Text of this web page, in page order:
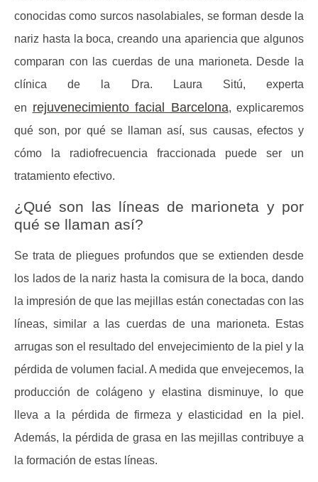
conocidas como surcos nasolabiales, se forman desde la
nariz hasta la boca, creando una apariencia que algunos
comparan con las cuerdas de una marioneta. Desde la
clínica de la
Dra. Laura Sitú, experta
en rejuvenecimiento facial Barcelona, explicaremos
qué son, por qué se llaman así, sus causas, efectos y
cómo la radiofrecuencia fraccionada puede ser un
tratamiento efectivo.
¿Qué son las líneas de marioneta y por
qué se llaman así?
Se trata de pliegues profundos que se extienden desde
los lados de la nariz hasta la comisura de la boca, dando
la impresión de que las mejillas están conectadas con las
líneas, similar a las cuerdas de una marioneta. Estas
arrugas son el resultado del envejecimiento de la piel y la
pérdida de volumen facial. A medida que envejecemos, la
producción de colágeno y elastina disminuye, lo que
lleva a la pérdida de firmeza y elasticidad en la piel.
Además, la pérdida de grasa en las mejillas contribuye a
la formación de estas líneas.